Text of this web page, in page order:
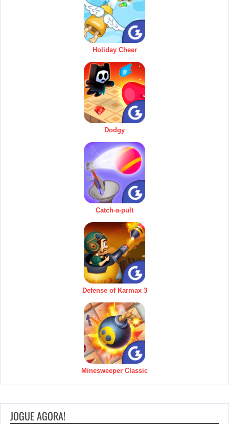
Holiday Cheer
Dodgy
Catch-a-pult
Defense of Karmax 3
Minesweeper Classic
JOGUE AGORA!